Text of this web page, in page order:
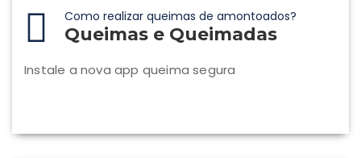
Como realizar queimas de amontoados?
Queimas e Queimadas
Instale a nova app queima segura